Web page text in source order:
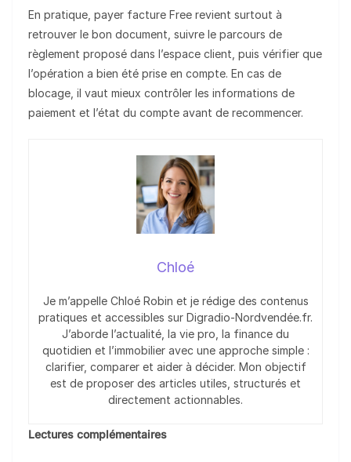
En pratique, payer facture Free revient surtout à
retrouver le bon document, suivre le parcours de
règlement proposé dans l’espace client, puis vérifier que
l’opération a bien été prise en compte. En cas de
blocage, il vaut mieux contrôler les informations de
paiement et l’état du compte avant de recommencer.
Chloé
Je m’appelle Chloé Robin et je rédige des contenus
pratiques et accessibles sur Digradio-Nordvendée.fr.
J’aborde l’actualité, la vie pro, la finance du
quotidien et l’immobilier avec une approche simple :
clarifier, comparer et aider à décider. Mon objectif
est de proposer des articles utiles, structurés et
directement actionnables.
Lectures complémentaires